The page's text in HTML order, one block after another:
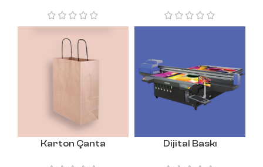
Karton Çanta Dijital Baskı